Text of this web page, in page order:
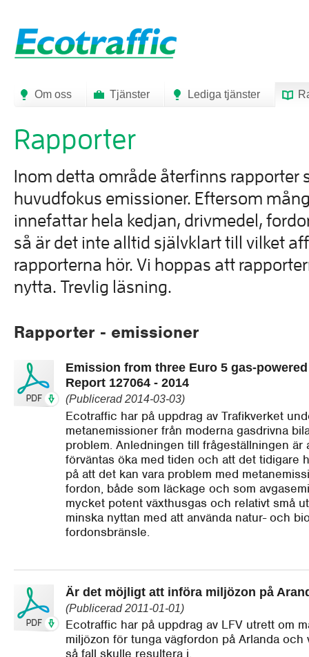
Om oss Tjänster Lediga tjänster
Rapporter
Inom detta område återfinns rapporter
huvudfokus emissioner. Eftersom
innefattar hela kedjan, drivmedel,
så är det inte alltid självklart till vilket
rapporterna hör. Vi hoppas att
nytta. Trevlig läsning.
Rapporter - emissioner
Emission from three Euro 5 gas-
Report 127064 - 2014
(Publicerad 2014-03-03)
Ecotraffic har på uppdrag av Trafikverket
metanemissioner från moderna gasdrivna
problem. Anledningen till frågeställningen är
förväntas öka med tiden och att det tidigare
på att det kan vara problem med
fordon, både som läckage och som
mycket potent växthusgas och relativt små
minska nyttan med att använda natur- och
fordonsbränsle.
Är det möjligt att införa miljözon på
(Publicerad 2011-01-01)
Ecotraffic har på uppdrag av LFV utrett om
miljözon för tunga vägfordon på Arlanda
så fall skulle resultera i.